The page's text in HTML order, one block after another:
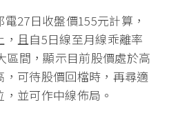
27日收盤價155元計算，
且自5日線至月線乖離率
區間，顯示目前股價處於高
可待股價回檔時，再尋適
並可作中線佈局。